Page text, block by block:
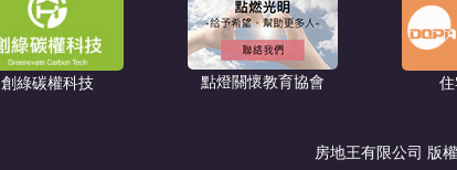
創綠碳權科技 點燈關懷教育協會 住
房地王有限公司 版